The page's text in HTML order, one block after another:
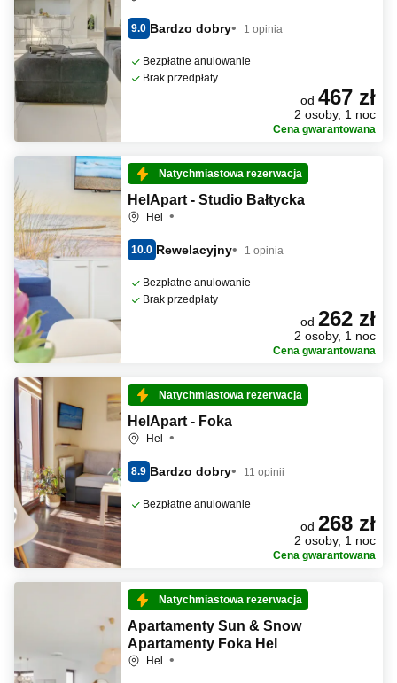
9.0 Bardzo dobry 1 opinia
Bezpłatne anulowanie
Brak przedpłaty
od 467 zł
2 osoby, 1 noc
Cena gwarantowana
Natychmiastowa rezerwacja
HelApart - Studio Bałtycka
Hel
10.0 Rewelacyjny 1 opinia
Bezpłatne anulowanie
Brak przedpłaty
od 262 zł
2 osoby, 1 noc
Cena gwarantowana
Natychmiastowa rezerwacja
HelApart - Foka
Hel
8.9 Bardzo dobry 11 opinii
Bezpłatne anulowanie
od 268 zł
2 osoby, 1 noc
Cena gwarantowana
Natychmiastowa rezerwacja
Apartamenty Sun & Snow
Apartamenty Foka Hel
Hel